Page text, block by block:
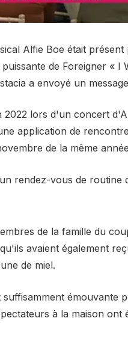
Alfie Boe était
de Foreigner « I
a envoyé un
2022 lors d'un concert
application de
de la même
rendez-vous de routine
de la famille du
avaient également
de miel.
émouvante
à la maison